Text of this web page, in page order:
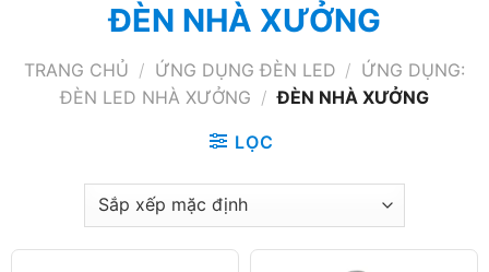
ĐÈN NHÀ XƯỞNG
TRANG CHỦ / ỨNG DỤNG ĐÈN LED / ỨNG DỤNG:
ĐÈN LED NHÀ XƯỞNG / ĐÈN NHÀ XƯỞNG
LỌC